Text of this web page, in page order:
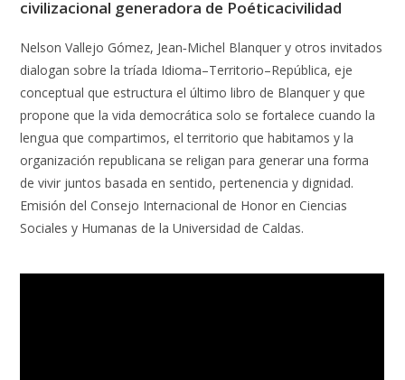
civilizacional generadora de Poéticacivilidad
Nelson Vallejo Gómez, Jean‑Michel Blanquer y otros invitados
dialogan sobre la tríada Idioma–Territorio–República, eje
conceptual que estructura el último libro de Blanquer y que
propone que la vida democrática solo se fortalece cuando la
lengua que compartimos, el territorio que habitamos y la
organización republicana se religan para generar una forma
de vivir juntos basada en sentido, pertenencia y dignidad.
Emisión del Consejo Internacional de Honor en Ciencias
Sociales y Humanas de la Universidad de Caldas.